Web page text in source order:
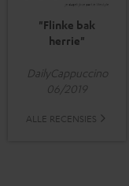
"Flinke bak
herrie"
DailyCappuccino
06/2019
ALLE RECENSIES